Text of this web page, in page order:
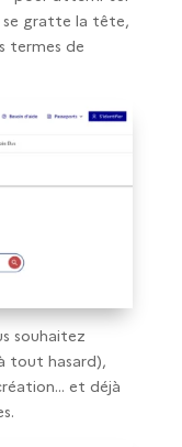
se gratte la tête,
termes de
souhaitez
tout hasard),
et déjà